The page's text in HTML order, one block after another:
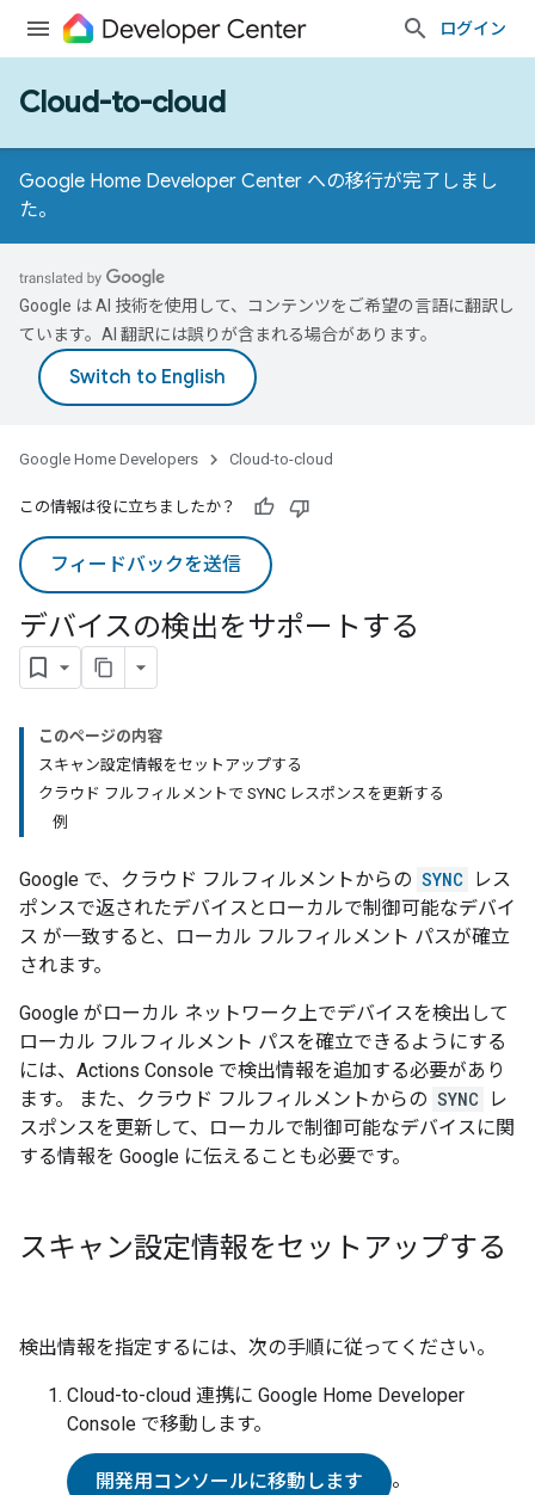
ログイン
Cloud-to-cloud
Google Home Developer Center への移行が完了しまし
た。
Google は AI 技術を使用して、コンテンツをご希望の言語に翻訳し
ています。AI 翻訳には誤りが含まれる場合があります。
Google Home Developers Cloud-to-cloud
この情報は役に立ちましたか？
フィードバックを送信
デバイスの検出をサポートする
このページの内容
スキャン設定情報をセットアップする
クラウド フルフィルメントで SYNC レスポンスを更新する
例
Google で、クラウド フルフィルメントからの SYNC レス
ポンスで返されたデバイスとローカルで制御可能なデバイ
ス が一致すると、ローカル フルフィルメント パスが確立
されます。
Google がローカル ネットワーク上でデバイスを検出して
ローカル フルフィルメント パスを確立できるようにする
には、Actions Console で検出情報を追加する必要があり
ます。 また、クラウド フルフィルメントからの SYNC
レ
スポンスを更新して、ローカルで制御可能なデバイスに関
する情報を Google に伝えることも必要です。
スキャン設定情報をセットアップする
検出情報を指定するには、次の手順に従ってください。
Cloud-to-cloud 連携に Google Home Developer
Console で移動します。
開発用コンソールに移動します 。